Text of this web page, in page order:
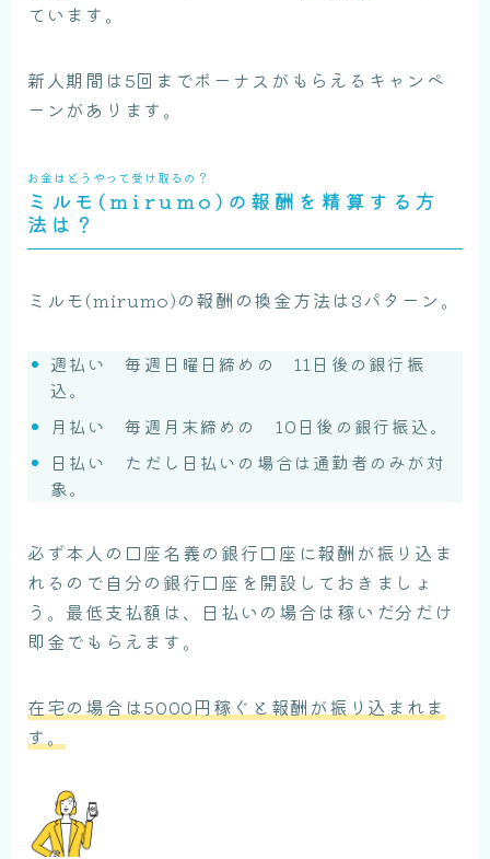
ています。
新人期間は5回までボーナスがもらえるキャンペ
ーンがあります。
お金はどうやって受け取るの？
ミルモ(mirumo)の報酬を精算する方
法は？
ミルモ(mirumo)の報酬の換金方法は3パターン。
週払い 毎週日曜日締めの 11日後の銀行振
込。
月払い 毎週月末締めの 10日後の銀行振込。
日払い ただし日払いの場合は通勤者のみが対
象。
必ず本人の口座名義の銀行口座に報酬が振り込ま
れるので自分の銀行口座を開設しておきましょ
う。最低支払額は、日払いの場合は稼いだ分だけ
即金でもらえます。
在宅の場合は5000円稼ぐと報酬が振り込まれま
す。